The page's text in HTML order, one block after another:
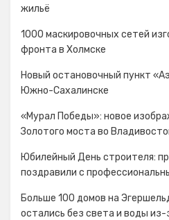
жильё
1000 маскировочных сетей
фронта в Холмске
Новый остановочный пункт
Южно-Сахалинске
«Мурал Победы»: новое
Золотого моста во
Юбилейный День строителя:
поздравили с
Больше 100 домов на
остались без света и воды из-